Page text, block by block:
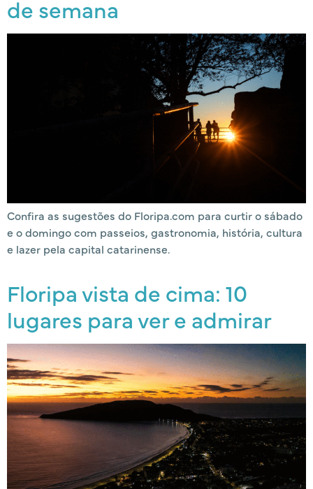
de semana
Confira as sugestões do Floripa.com para curtir o sábado
e o domingo com passeios, gastronomia, história, cultura
e lazer pela capital catarinense.
Floripa vista de cima: 10
lugares para ver e admirar